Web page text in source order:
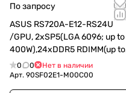
По запросу
ASUS RS720A-E12-RS24U
/GPU, 2xSP5(LGA 6096; up to
400W),24xDDR5 RDIMM(up to
6TB),24xNVMe/SATA(16 NVMe
+ 8x NVMe/SATA/SAS),soft
RAID, (90SF02E1-M00C00)
0 0
Нет в наличии
Арт. 90SF02E1-M00C00